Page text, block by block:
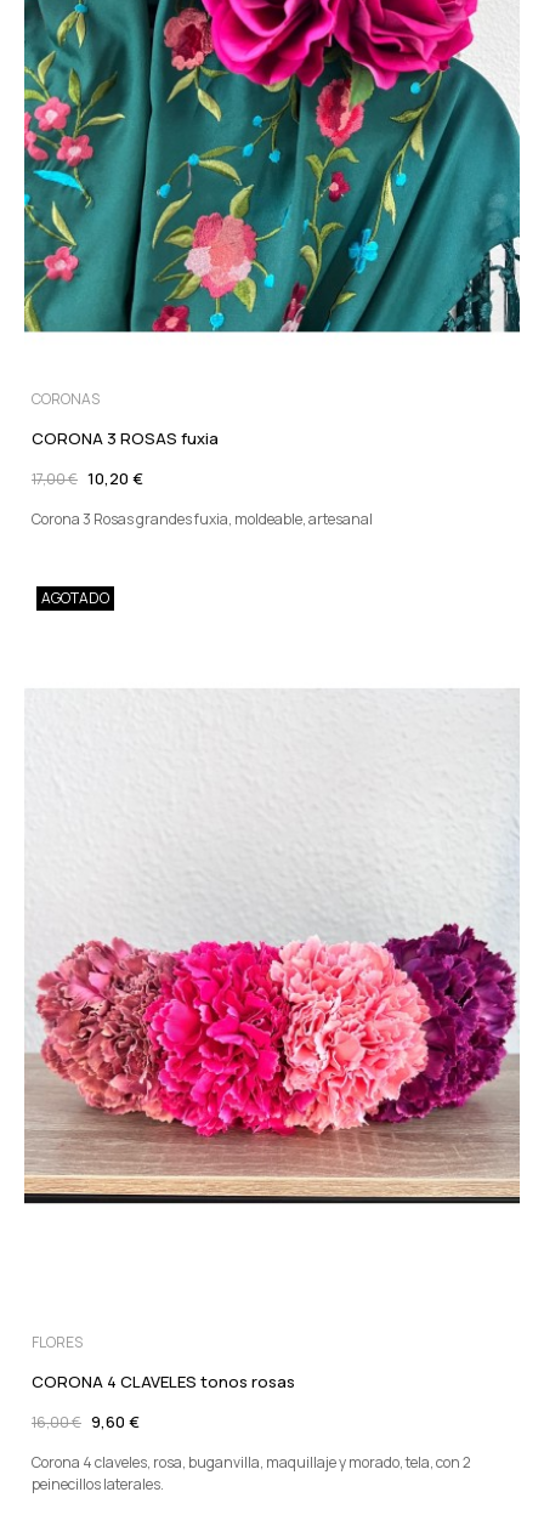
CORONAS
CORONA 3 ROSAS fuxia
17,00 € 10,20 €
Corona 3 Rosas grandes fuxia, moldeable, artesanal
AGOTADO
FLORES
CORONA 4 CLAVELES tonos rosas
16,00 € 9,60 €
Corona 4 claveles, rosa, buganvilla, maquillaje y morado, tela, con 2
peinecillos laterales.